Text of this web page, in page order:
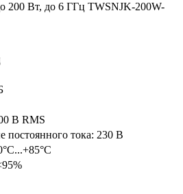
200 Вт, до 6 ГГц TWSNJK-200W-
В RMS
постоянного тока: 230 В